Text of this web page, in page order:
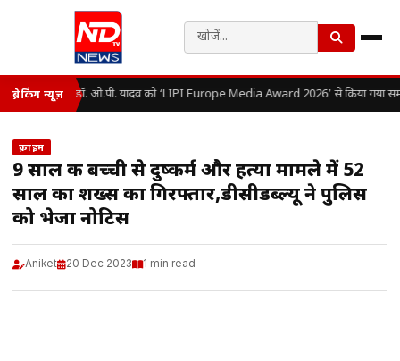
ब्रेकिंग न्यूज़ डॉ. ओ.पी. यादव को ‘LIPI Europe Media Award 2026’ से किया गया
क्राइम
9 साल की बच्ची से दुष्कर्म और हत्या मामले में 52
साल का शख्स का गिरफ्तार,डीसीडब्ल्यू ने पुलिस
को भेजा नोटिस
Aniket 20 Dec 2023 1 min read